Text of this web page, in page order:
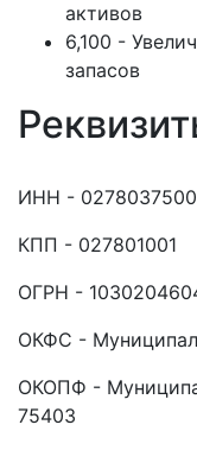
активов
6,100 -
запасов
ИНН - 0278037500
КПП - 027801001
ОГРН -
ОКФС -
ОКОПФ -
75403